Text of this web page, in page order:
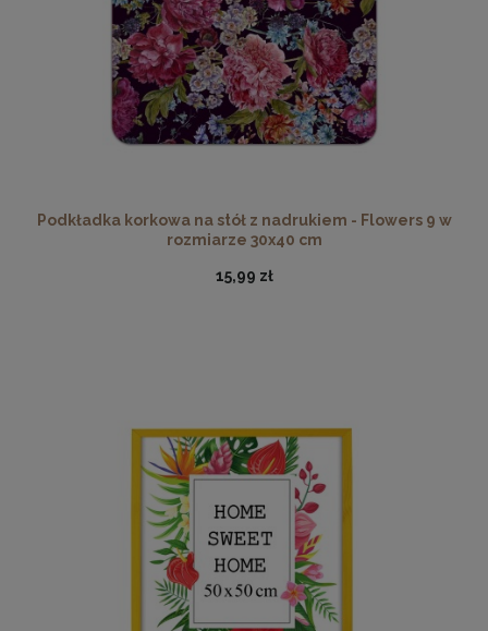
Ramka na zdjęcia 30x30 cm, drewniana w kolorze żółtym
19,99 zł
DO KOSZYKA
Antyrama plexi w rozmiarze 50x70 cm B2
25,37 zł
Cena regularna:
28,19 zł
Najniższa cena:24,29 zł
Podkładka korkowa na stół z nadrukiem - Flowers 9 w
rozmiarze 30x40 cm
15,99 zł